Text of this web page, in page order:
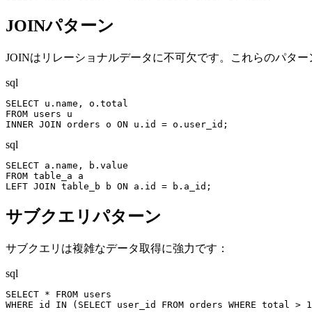
JOINパターン
JOINはリレーショナルデータに不可欠です。これらのパター
sql
SELECT u.name, o.total
FROM users u
INNER JOIN orders o ON u.id = o.user_id;
sql
SELECT a.name, b.value
FROM table_a a
LEFT JOIN table_b b ON a.id = b.a_id;
サブクエリパターン
サブクエリは複雑なデータ取得に強力です：
sql
SELECT * FROM users
WHERE id IN (SELECT user_id FROM orders WHERE total >